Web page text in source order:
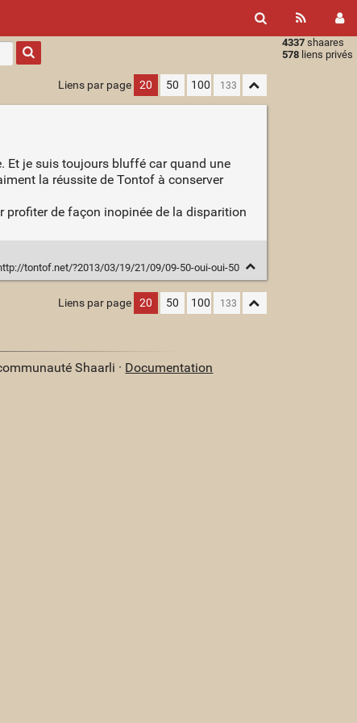
4337 shaares
578 liens privés
Type 1 or
more
characters
results.
Liens par page 20 50 100
Et je suis toujours bluffé car quand une
la réussite de Tontof à conserver
profiter de façon inopinée de la disparition
tontof.net/?2013/03/19/21/09/09-50-oui-oui-50
Liens par page 20 50 100
Shaarli · Documentation